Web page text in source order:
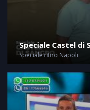
Speciale Castel di
2026
Speciale ritiro Napoli